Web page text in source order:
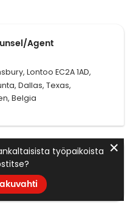
Agent
Lontoo EC2A 1AD,
Dallas, Texas,
Belgia
työpaikoista ✕